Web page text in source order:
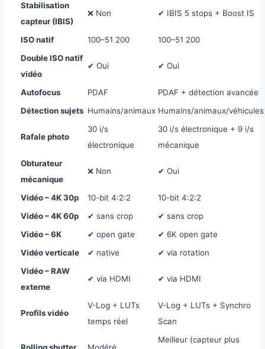
Stabilisation
capteur (IBIS)
❌ Non ✔ IBIS 5 stops + Boost IS
ISO natif 100–51 200
100–51 200
Double ISO natif
vidéo
✔ Oui ✔ Oui
Autofocus PDAF
PDAF + détection avancée
Détection sujets Humains/animaux Humains/animaux/véhicules
Rafale photo
30 i/s
électronique
30 i/s électronique + 9 i/s
mécanique
Obturateur
mécanique
❌ Non ✔ Oui
Vidéo – 4K 30p 10-bit 4:2:2
10-bit 4:2:2
Vidéo – 4K 60p
✔ sans crop
✔ sans crop
Vidéo – 6K
✔ open gate
✔ 6K open gate
Vidéo verticale
✔ native
✔ via rotation
Vidéo – RAW
externe
✔ via HDMI ✔ via HDMI
Profils vidéo
V-Log + LUTs
temps réel
V-Log + LUTs + Synchro
Scan
Meilleur (capteur plus